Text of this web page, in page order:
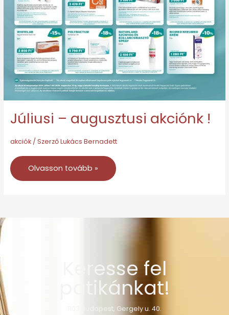
Júliusi – augusztusi akciónk !
akciók/ SzerzőLukács Bernadett
Olvasson tovább »
Keresse fel
patikánkat!
1103 Budapest, Gergely u. 40.